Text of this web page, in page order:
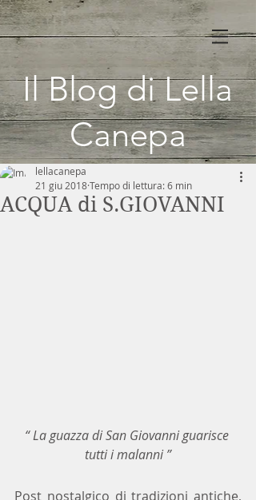
Il Blog di Lella
Canepa
ACQUA di S.GIOVANNI
lellacanepa
21 giu 2018Tempo di lettura: 6 min
“ La guazza di San Giovanni guarisce
tutti i malanni ”
Post nostalgico di tradizioni antiche,